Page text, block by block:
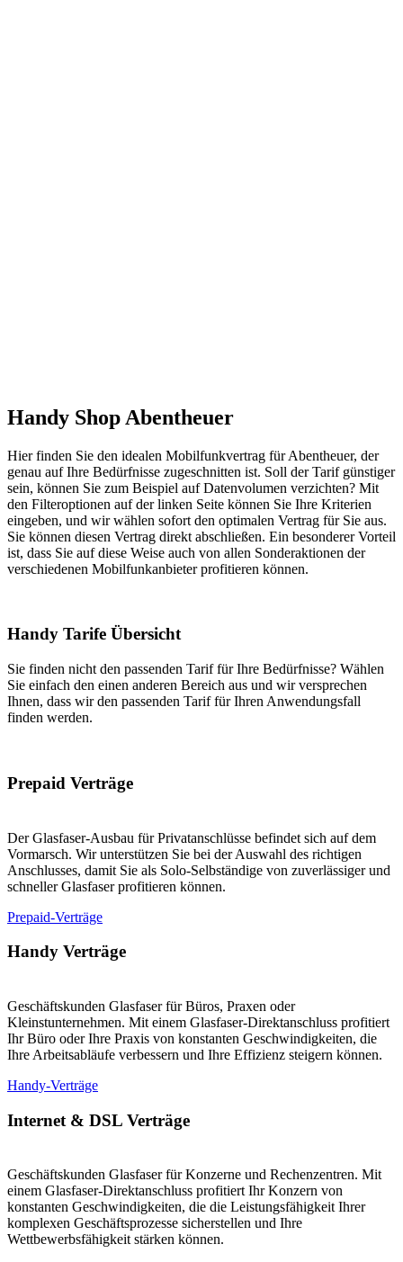
Handy Shop Abentheuer
Hier finden Sie den idealen Mobilfunkvertrag für Abentheuer, der
genau auf Ihre Bedürfnisse zugeschnitten ist. Soll der Tarif günstiger
sein, können Sie zum Beispiel auf Datenvolumen verzichten? Mit
den Filteroptionen auf der linken Seite können Sie Ihre Kriterien
eingeben, und wir wählen sofort den optimalen Vertrag für Sie aus.
Sie können diesen Vertrag direkt abschließen. Ein besonderer Vorteil
ist, dass Sie auf diese Weise auch von allen Sonderaktionen der
verschiedenen Mobilfunkanbieter profitieren können.
Handy Tarife Übersicht
Sie finden nicht den passenden Tarif für Ihre Bedürfnisse? Wählen
Sie einfach den einen anderen Bereich aus und wir versprechen
Ihnen, dass wir den passenden Tarif für Ihren Anwendungsfall
finden werden.
Prepaid Verträge
Der Glasfaser-Ausbau für Privatanschlüsse befindet sich auf dem
Vormarsch. Wir unterstützen Sie bei der Auswahl des richtigen
Anschlusses, damit Sie als Solo-Selbständige von zuverlässiger und
schneller Glasfaser profitieren können.
Prepaid-Verträge
Handy Verträge
Geschäftskunden Glasfaser für Büros, Praxen oder
Kleinstunternehmen. Mit einem Glasfaser-Direktanschluss profitiert
Ihr Büro oder Ihre Praxis von konstanten Geschwindigkeiten, die
Ihre Arbeitsabläufe verbessern und Ihre Effizienz steigern können.
Handy-Verträge
Internet & DSL Verträge
Geschäftskunden Glasfaser für Konzerne und Rechenzentren. Mit
einem Glasfaser-Direktanschluss profitiert Ihr Konzern von
konstanten Geschwindigkeiten, die die Leistungsfähigkeit Ihrer
komplexen Geschäftsprozesse sicherstellen und Ihre
Wettbewerbsfähigkeit stärken können.